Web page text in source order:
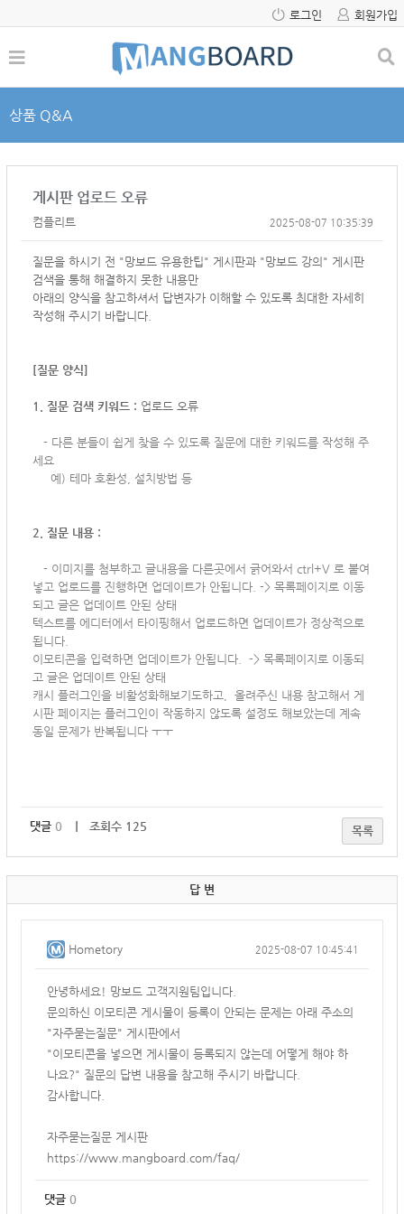
로그인 회원가입
상품 Q&A
게시판 업로드 오류
컴플리트 2025-08-07 10:35:39
질문을 하시기 전 "망보드 유용한팁" 게시판과 "망보드 강의" 게시판
검색을 통해 해결하지 못한 내용만
아래의 양식을 참고하셔서 답변자가 이해할 수 있도록 최대한 자세히
작성해 주시기 바랍니다.
[질문 양식]
1. 질문 검색 키워드 : 업로드 오류
- 다른 분들이 쉽게 찾을 수 있도록 질문에 대한 키워드를 작성해 주
세요
예) 테마 호환성, 설치방법 등
2. 질문 내용 :
- 이미지를 첨부하고 글내용을 다른곳에서 긁어와서 ctrl+V 로 붙여
넣고 업로드를 진행하면 업데이트가 안됩니다. -> 목록페이지로 이동
되고 글은 업데이트 안된 상태
텍스트를 에디터에서 타이핑해서 업로드하면 업데이트가 정상적으로
됩니다.
이모티콘을 입력하면 업데이트가 안됩니다. -> 목록페이지로 이동되
고 글은 업데이트 안된 상태
캐시 플러그인을 비활성화해보기도하고, 올려주신 내용 참고해서 게
시판 페이지는 플러그인이 작동하지 않도록 설정도 해보았는데 계속
동일 문제가 반복됩니다 ㅜㅜ
댓글 0 ｜ 조회수 125 목록
답 변
Hometory 2025-08-07 10:45:41
안녕하세요! 망보드 고객지원팀입니다.
문의하신 이모티콘 게시물이 등록이 안되는 문제는 아래 주소의
"자주묻는질문" 게시판에서
"이모티콘을 넣으면 게시물이 등록되지 않는데 어떻게 해야 하
나요?" 질문의 답변 내용을 참고해 주시기 바랍니다.
감사합니다.
자주묻는질문 게시판
https://www.mangboard.com/faq/
댓글 0